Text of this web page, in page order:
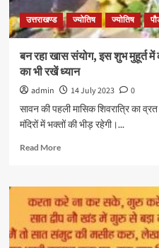
उत्तराखण्ड ज्योतिष ज्योतिष
बन रहा खास संयोग, इस शुभ मुहूर्त
का भी रखें ध्यान
admin 14 July 2023
0
सावन की पहली मासिक शिवरात्रि का
मंदिरों में भक्तों की भीड़ रहेगी।...
Read More